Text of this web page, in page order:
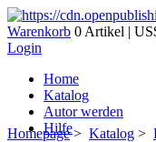
Warenkorb 0 Artikel |
Login
Home
Katalog
Autor werden
Hilfe
Homepage> Katalog >